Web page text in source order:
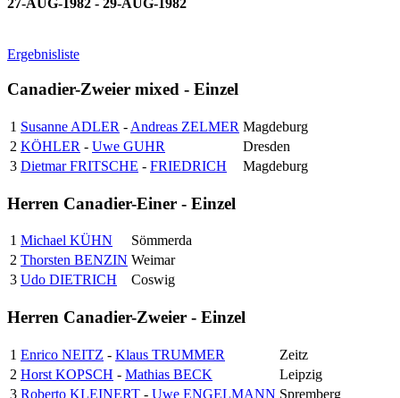
27-AUG-1982 - 29-AUG-1982
Ergebnisliste
Canadier-Zweier mixed - Einzel
1 Susanne ADLER - Andreas ZELMER Magdeburg
2 KÖHLER - Uwe GUHR
Dresden
3 Dietmar FRITSCHE - FRIEDRICH Magdeburg
Herren Canadier-Einer - Einzel
1 Michael KÜHN
Sömmerda
2 Thorsten BENZIN Weimar
3 Udo DIETRICH Coswig
Herren Canadier-Zweier - Einzel
1 Enrico NEITZ - Klaus TRUMMER
Zeitz
2 Horst KOPSCH - Mathias BECK
Leipzig
3 Roberto KLEINERT - Uwe ENGELMANN Spremberg